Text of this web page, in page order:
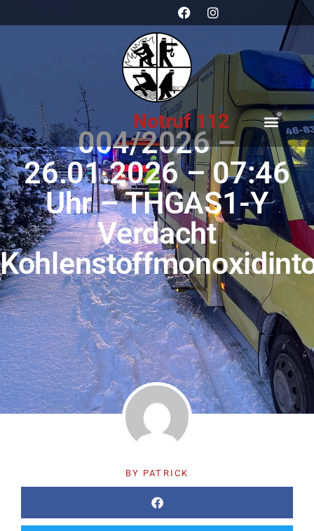
Notruf 112
004/2026 –
26.01.2026 – 07:46
Uhr – THGAS1-Y
Verdacht
BY PATRICK